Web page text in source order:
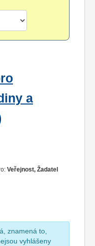
a
Veřejnost, Žadatel
znamená to,
vyhlášeny